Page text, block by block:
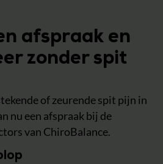
afspraak en
zonder spit
of zeurende spit pijn in
nu een afspraak bij de
van ChiroBalance.